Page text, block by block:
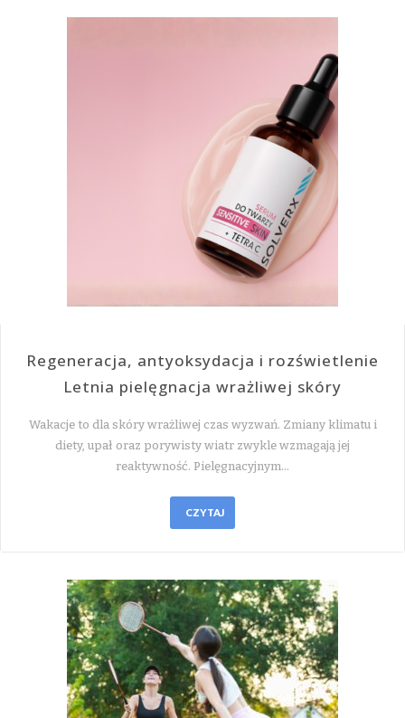
Regeneracja, antyoksydacja i rozświetlenie
Letnia pielęgnacja wrażliwej skóry
Wakacje to dla skóry wrażliwej czas wyzwań. Zmiany klimatu i
diety, upał oraz porywisty wiatr zwykle wzmagają jej
reaktywność. Pielęgnacyjnym…
CZYTAJ